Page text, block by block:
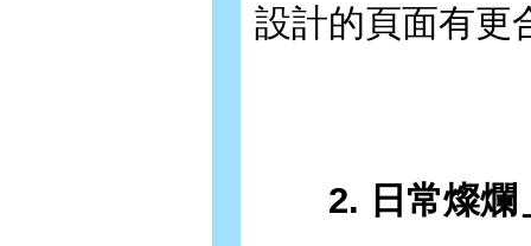
設計的頁面有更
2. 日常燦爛